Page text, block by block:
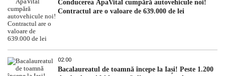
Conducerea ApaVital cumpără autovehicule noi!
Contractul are o valoare de 639.000 de lei
02:00
Bacalaureatul de toamnă începe la Iași! Peste 1.200